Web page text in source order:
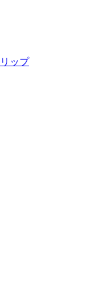
ップ